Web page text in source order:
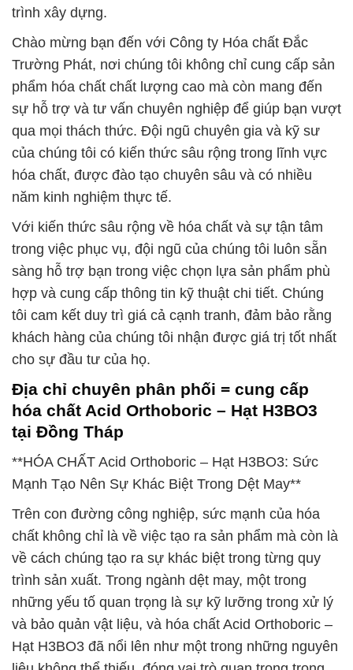
trình xây dựng.
Chào mừng bạn đến với Công ty Hóa chất Đắc
Trường Phát, nơi chúng tôi không chỉ cung cấp sản
phẩm hóa chất chất lượng cao mà còn mang đến
sự hỗ trợ và tư vấn chuyên nghiệp để giúp bạn vượt
qua mọi thách thức. Đội ngũ chuyên gia và kỹ sư
của chúng tôi có kiến thức sâu rộng trong lĩnh vực
hóa chất, được đào tạo chuyên sâu và có nhiều
năm kinh nghiệm thực tế.
Với kiến thức sâu rộng về hóa chất và sự tận tâm
trong việc phục vụ, đội ngũ của chúng tôi luôn sẵn
sàng hỗ trợ bạn trong việc chọn lựa sản phẩm phù
hợp và cung cấp thông tin kỹ thuật chi tiết. Chúng
tôi cam kết duy trì giá cả cạnh tranh, đảm bảo rằng
khách hàng của chúng tôi nhận được giá trị tốt nhất
cho sự đầu tư của họ.
Địa chỉ chuyên phân phối = cung cấp
hóa chất Acid Orthoboric – Hạt H3BO3
tại Đồng Tháp
**HÓA CHẤT Acid Orthoboric – Hạt H3BO3: Sức
Mạnh Tạo Nên Sự Khác Biệt Trong Dệt May**
Trên con đường công nghiệp, sức mạnh của hóa
chất không chỉ là về việc tạo ra sản phẩm mà còn là
về cách chúng tạo ra sự khác biệt trong từng quy
trình sản xuất. Trong ngành dệt may, một trong
những yếu tố quan trọng là sự kỹ lưỡng trong xử lý
và bảo quản vật liệu, và hóa chất Acid Orthoboric –
Hạt H3BO3 đã nổi lên như một trong những nguyên